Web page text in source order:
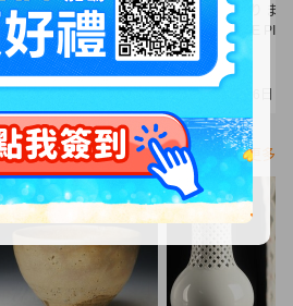
一番くじ ワンピース エル
バフ編 D賞 ブロギー
MASTERLISE EXPIECE
フィギュア
10,500円NT2,272
1円～ 売り切り ま
り 未使用 ONE
ンピース フィギュ
種 11点セット ルフ
ョッパー 他 インテ
510円 NT110
看更多